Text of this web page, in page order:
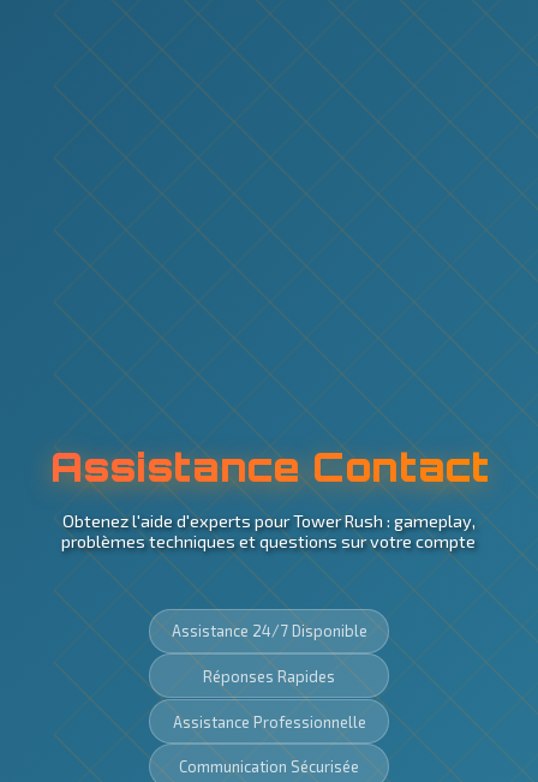
Assistance Contact
Obtenez l'aide d'experts pour Tower Rush : gameplay,
problèmes techniques et questions sur votre compte
Assistance 24/7 Disponible
Réponses Rapides
Assistance Professionnelle
Communication Sécurisée